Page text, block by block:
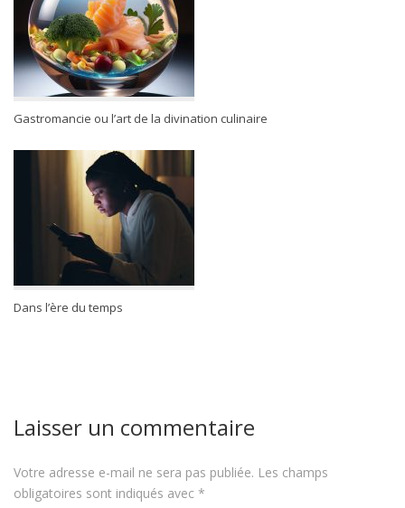
Gastromancie ou l’art de la divination culinaire
Dans l’ère du temps
Laisser un commentaire
Votre adresse e-mail ne sera pas publiée. Les champs
obligatoires sont indiqués avec *